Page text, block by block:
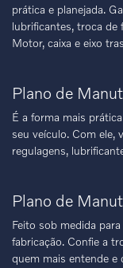
prática e planejada.
lubrificantes, troca
Motor, caixa e eixo
Plano de
É a forma mais
seu veículo. Com ele,
regulagens,
Plano de
Feito sob medida
fabricação. Confie a
quem mais entende e